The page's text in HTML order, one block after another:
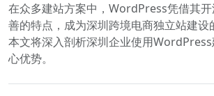
在众多建站方案中，WordPress凭借其
善的特点，成为深圳跨境电商独立站建设
本文将深入剖析深圳企业使用
心优势。